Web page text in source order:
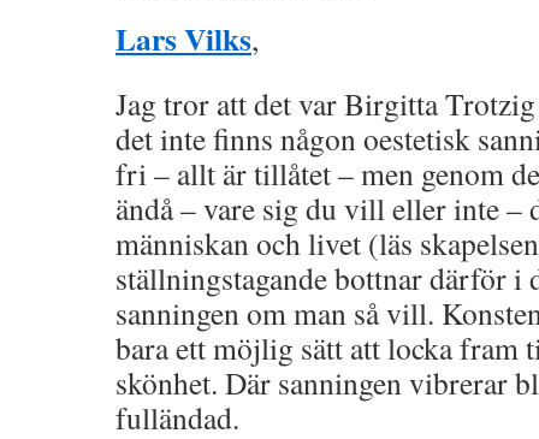
Lars Vilks,
Jag tror att det var Birgitta
det inte finns någon oestetisk
fri – allt är tillåtet – men genom
ändå – vare sig du vill eller inte
människan och livet (läs
ställningstagande bottnar därför i
sanningen om man så vill.
bara ett möjlig sätt att locka fram
skönhet. Där sanningen vibrerar
fulländad.